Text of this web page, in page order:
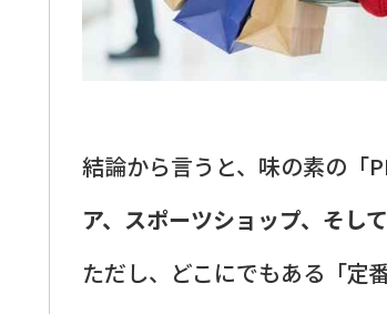
結論から言うと、味の素の「
ア、スポーツショップ、そし
ただし、どこにでもある「定